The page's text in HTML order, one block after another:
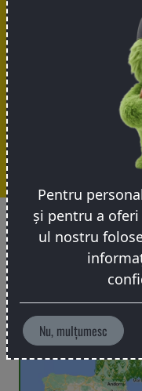
Livrare
service
returnare
Accept
Pentru
și pentru a
ul nostru
Nu, mulțumesc